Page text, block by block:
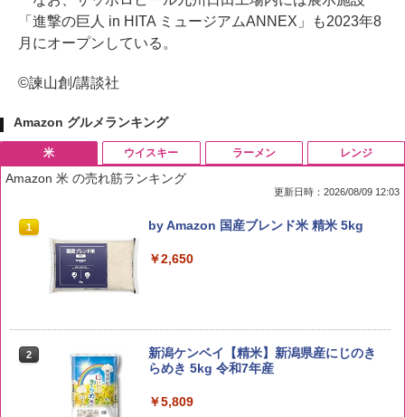
「進撃の巨人 in HITA ミュージアムANNEX」も2023年8
月にオープンしている。
©諫山創/講談社
Amazon グルメランキング
米
Amazon 米 の売れ筋ランキング
更新日時：2026/08/09 12:03
1 by Amazon 国産ブレンド米 精米 5kg
￥2,650
2
新潟ケンベイ【精米】新潟県産にじのき
らめき 5kg 令和7年産
￥5,809
ウイスキー ラーメン レンジ